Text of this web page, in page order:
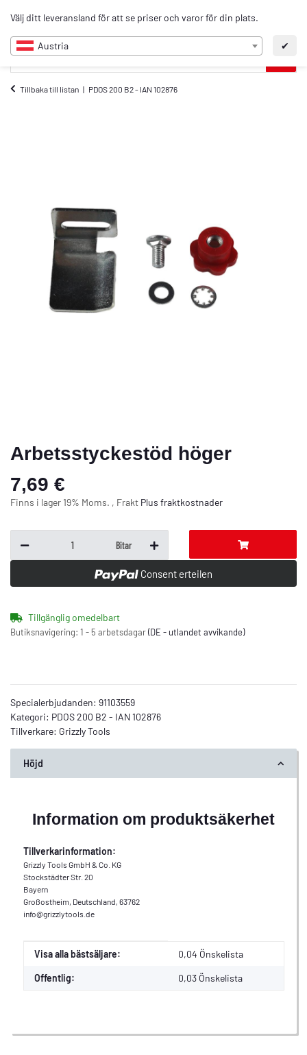
Välj ditt leveransland för att se priser och varor för din plats.
Austria ✔
SV
Tillbaka till listan PDOS 200 B2 - IAN 102876
Arbetsstyckestöd höger
7,69 €
Finns i lager 19% Moms. , Frakt Plus fraktkostnader
Bitar
Consent erteilen
Tillgänglig omedelbart
Butiksnavigering: 1 - 5 arbetsdagar(DE - utlandet avvikande)
Specialerbjudanden: 91103559
Kategori: PDOS 200 B2 - IAN 102876
Tillverkare: Grizzly Tools
Höjd
Information om produktsäkerhet
Tillverkarinformation:
Grizzly Tools GmbH & Co. KG
Stockstädter Str. 20
Bayern
Großostheim, Deutschland, 63762
info@grizzlytools.de
Värde
Tillverkare
Visa alla bästsäljare: 0,04 Önskelista
Offentlig: 0,03 Önskelista